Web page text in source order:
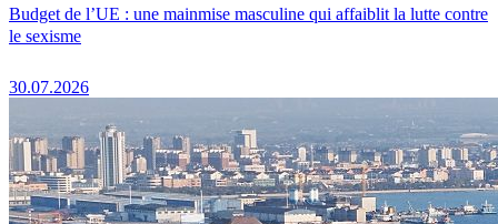
Budget de l’UE : une mainmise masculine qui affaiblit la lutte contre
le sexisme
30.07.2026